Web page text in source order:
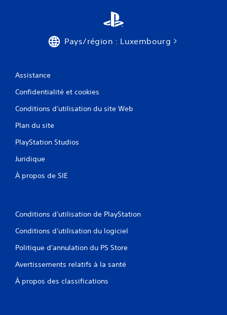
Pays/région : Luxembourg
Assistance
Confidentialité et cookies
Conditions d'utilisation du site Web
Plan du site
PlayStation Studios
Juridique
À propos de SIE
Conditions d'utilisation de PlayStation
Conditions d'utilisation du logiciel
Politique d'annulation du PS Store
Avertissements relatifs à la santé
À propos des classifications